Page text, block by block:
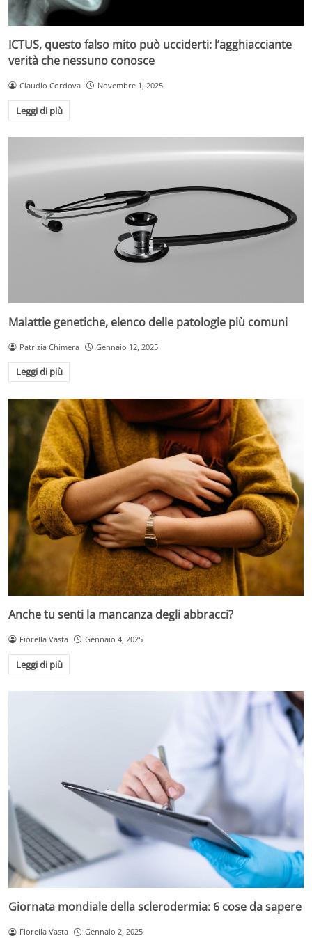
ICTUS, questo falso mito può ucciderti: l’agghiacciante
verità che nessuno conosce
Claudio Cordova Novembre 1, 2025
Leggi di più
Malattie genetiche, elenco delle patologie più comuni
Patrizia Chimera Gennaio 12, 2025
Leggi di più
Anche tu senti la mancanza degli abbracci?
Fiorella Vasta Gennaio 4, 2025
Leggi di più
Giornata mondiale della sclerodermia: 6 cose da sapere
Fiorella Vasta Gennaio 2, 2025